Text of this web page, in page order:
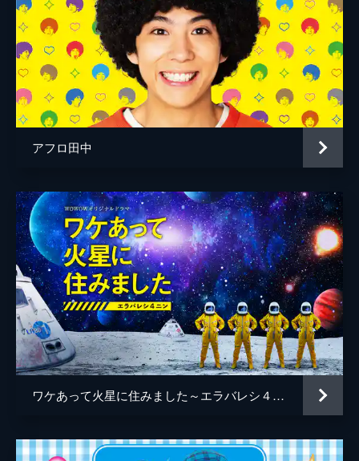
アフロ田中
ワケあって火星に住みました～エラバレシ４ニン～